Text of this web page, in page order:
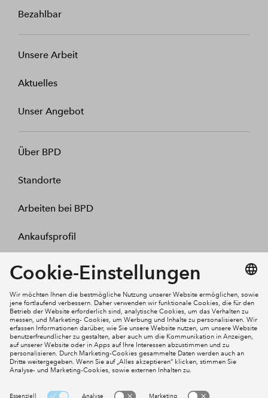
Bezahlbar
Unsere Arbeit
Aktuelles
Unser Angebot
Über BPD
Standorte
Arbeiten bei BPD
Ankaufsprofil
Kontakt
Mein Konto
Social Media